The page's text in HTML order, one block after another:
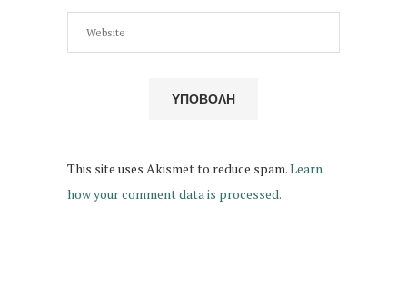
This site uses Akismet to reduce spam.Learn
how your comment data is processed.